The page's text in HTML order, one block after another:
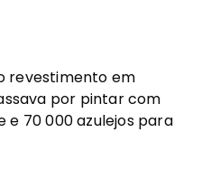
revestimento em
por pintar com
e 70 000 azulejos para